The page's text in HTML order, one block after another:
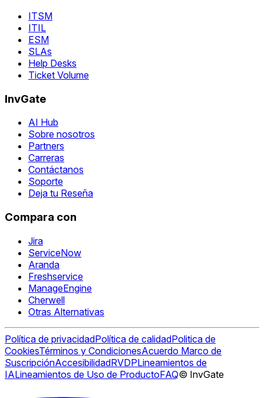
ITSM
ITIL
ESM
SLAs
Help Desks
Ticket Volume
InvGate
AI Hub
Sobre nosotros
Partners
Carreras
Contáctanos
Soporte
Deja tu Reseña
Compara con
Jira
ServiceNow
Aranda
Freshservice
ManageEngine
Cherwell
Otras Alternativas
Política de privacidadPolítica de calidadPolitica de
CookiesTérminos y CondicionesAcuerdo Marco de
SuscripciónAccesibilidadRVDPLineamientos de
IALineamientos de Uso de ProductoFAQ© InvGate